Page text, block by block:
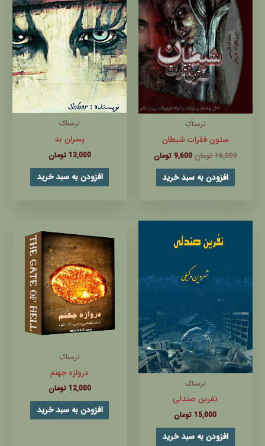
ترسناک
ستون فقرات شیطان
16,000 تومان 9,600 تومان
افزودن به سبد خرید
ترسناک
پسران بد
13,000 تومان
افزودن به سبد خرید
ترسناک
نفرین صندلی
15,000 تومان
افزودن به سبد خرید
ترسناک
دروازه جهنم
12,000 تومان
افزودن به سبد خرید